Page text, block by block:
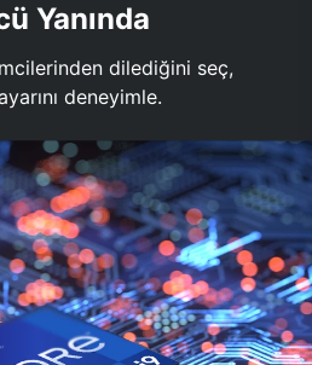
Yanında
dilediğini seç,
deneyimle.